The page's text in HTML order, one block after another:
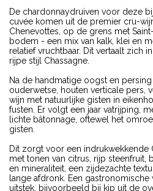
De chardonnaydruiven voor deze
cuvée komen uit de premier cru-
Chenevottes, op de grens met
bodem - een mix van kalk, klei en
relatief vruchtbaar. Dit vertaalt zich
rijpe stijl Chassagne.
Na de handmatige oogst en persing
ouderwetse, houten verticale pers,
wijn met natuurlijke gisten in
fusten. Er volgt een jaar vatrijping,
lichte bâtonnage, oftewel het
gisten.
Dit zorgt voor een indrukwekkende
met tonen van citrus, rijp steenfruit,
en mineraliteit, een zijdezachte
lange afdronk. Een gastronomische
uitstek, bijvoorbeeld bij kip uit de